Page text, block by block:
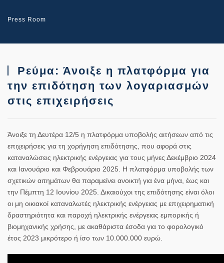
Press Room
Ρεύμα: Άνοιξε η πλατφόρμα για
την επιδότηση των λογαριασμών
στις επιχειρήσεις
Άνοιξε τη Δευτέρα 12/5 η πλατφόρμα υποβολής αιτήσεων από τις
επιχειρήσεις για τη χορήγηση επιδότησης, που αφορά στις
καταναλώσεις ηλεκτρικής ενέργειας για τους μήνες Δεκέμβριο 2024
και Ιανουάριο και Φεβρουάριο 2025. Η πλατφόρμα υποβολής των
σχετικών αιτημάτων θα παραμείνει ανοικτή για ένα μήνα, έως και
την Πέμπτη 12 Ιουνίου 2025. Δικαιούχοι της επιδότησης είναι όλοι
οι μη οικιακοί καταναλωτές ηλεκτρικής ενέργειας με επιχειρηματική
δραστηριότητα και παροχή ηλεκτρικής ενέργειας εμπορικής ή
βιομηχανικής χρήσης, με ακαθάριστα έσοδα για το φορολογικό
έτος 2023 μικρότερο ή ίσο των 10.000.000 ευρώ.